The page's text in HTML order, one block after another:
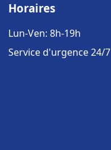
Horaires
Lun-Ven: 8h-19h
Service d'urgence 24/7